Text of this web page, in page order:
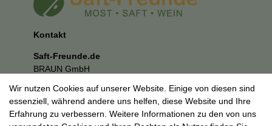
Kontakt
Saft-Freunde.de
BRAUN GmbH
73037 Göppingen
E-Mail:mail@saft-freunde.de
Wir nutzen Cookies auf unserer Website. Einige von diesen sind
essenziell, während andere uns helfen, diese Website und Ihre
Erfahrung zu verbessern. Weitere Informationen zu den von uns